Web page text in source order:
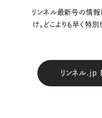
リンネル最新号の情報
け。どこよりも早く特
リンネル.jp